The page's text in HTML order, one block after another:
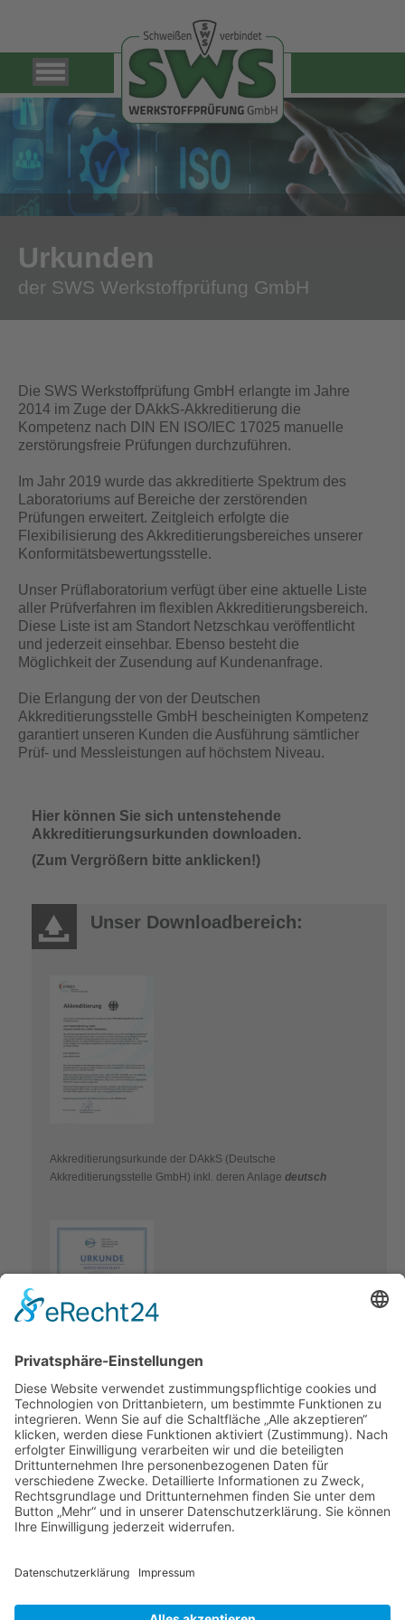
Urkunden
der SWS Werkstoffprüfung GmbH
Die SWS Werkstoffprüfung GmbH erlangte im Jahre
2014 im Zuge der DAkkS-Akkreditierung die
Kompetenz nach DIN EN ISO/IEC 17025 manuelle
zerstörungsfreie Prüfungen durchzuführen.
Im Jahr 2019 wurde das akkreditierte Spektrum des
Laboratoriums auf Bereiche der zerstörenden
Prüfungen erweitert. Zeitgleich erfolgte die
Flexibilisierung des Akkreditierungsbereiches unserer
Konformitätsbewertungsstelle.
Unser Prüflaboratorium verfügt über eine aktuelle Liste
aller Prüfverfahren im flexiblen Akkreditierungsbereich.
Diese Liste ist am Standort Netzschkau veröffentlicht
und jederzeit einsehbar. Ebenso besteht die
Möglichkeit der Zusendung auf Kundenanfrage.
Die Erlangung der von der Deutschen
Akkreditierungsstelle GmbH bescheinigten Kompetenz
garantiert unseren Kunden die Ausführung sämtlicher
Prüf- und Messleistungen auf höchstem Niveau.
Hier können Sie sich untenstehende
Akkreditierungsurkunden downloaden.
(Zum Vergrößern bitte anklicken!)
Unser Downloadbereich:
Akkreditierungsurkunde der DAkkS (Deutsche
Akkreditierungsstelle GmbH) inkl. deren Anlage deutsch
Mitgliedsurkunde der DGZfP (Deutschen Gesellschaft für
zerstörungsfreie Prüfungen e.V.)